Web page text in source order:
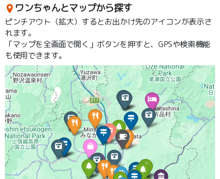
ワンちゃんとマップから探す
ピンチアウト（拡大）するとお出かけ先のアイコンが表示さ
れます。
「マップを全画面で開く」ボタンを押すと、GPSや検索機能
も使用できます。